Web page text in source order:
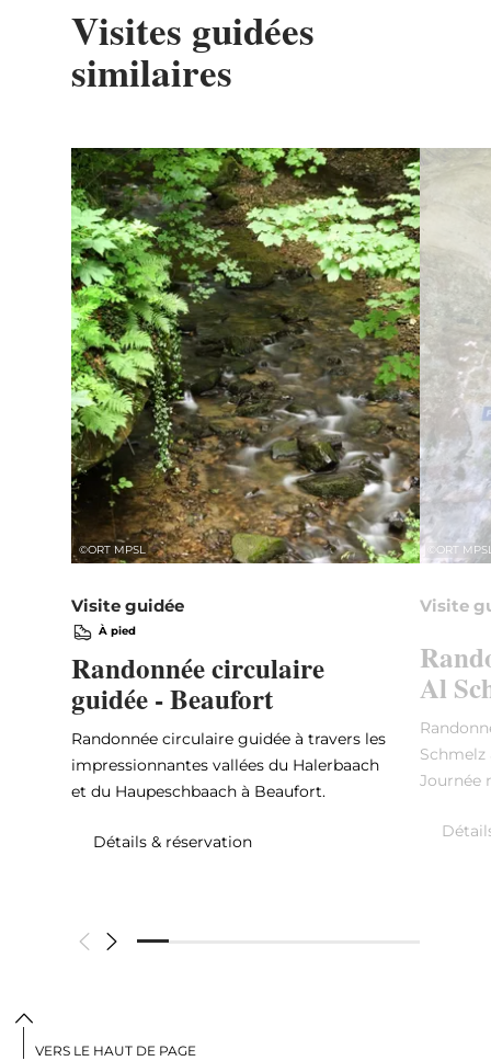
Visites guidées
similaires
©ORT MPSL
Visite guidée
À pied
Randonnée circulaire
guidée - Beaufort
Randonnée circulaire guidée à travers les
impressionnantes vallées du Halerbaach
et du Haupeschbaach à Beaufort.
Détails & réservation
ORT
Visite
Al
Schmelz
Journée
VERS LE HAUT DE PAGE